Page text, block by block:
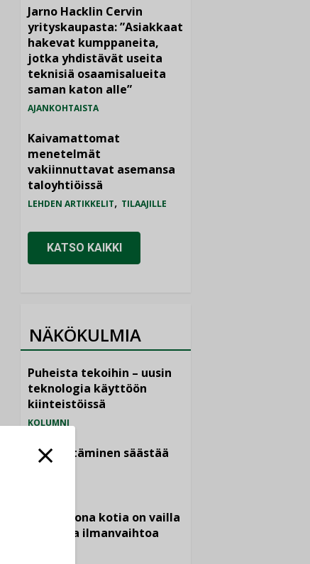
Jarno Hacklin Cervin
yrityskaupasta: ”Asiakkaat
hakevat kumppaneita,
jotka yhdistävät useita
teknisiä osaamisalueita
saman katon alle”
AJANKOHTAISTA
Kaivamattomat
menetelmät
vakiinnuttavat asemansa
taloyhtiöissä
LEHDEN ARTIKKELIT, TILAAJILLE
KATSO KAIKKI
NÄKÖKULMIA
Puheista tekoihin – uusin
teknologia käyttöön
kiinteistöissä
KOLUMNI
Sähköistäminen säästää
Yli miljoona kotia on vailla
toimivaa ilmanvaihtoa